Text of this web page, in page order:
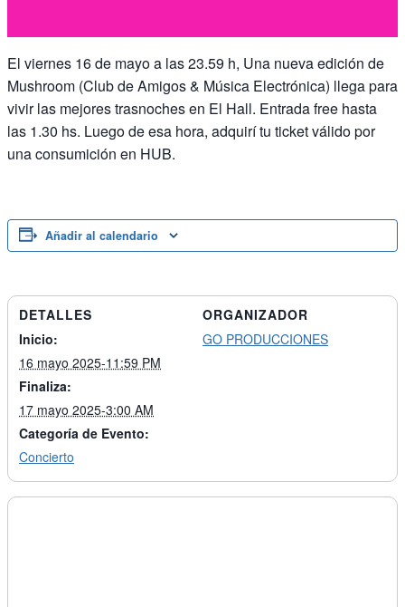
El viernes 16 de mayo a las 23.59 h, Una nueva edición de
Mushroom (Club de Amigos & Música Electrónica) llega para
vivir las mejores trasnoches en El Hall. Entrada free hasta
las 1.30 hs. Luego de esa hora, adquirí tu ticket válido por
una consumición en HUB.
Añadir al calendario
DETALLES
Inicio:
16 mayo 2025-11:59 PM
Finaliza:
17 mayo 2025-3:00 AM
Categoría de Evento:
Concierto
ORGANIZADOR
GO PRODUCCIONES